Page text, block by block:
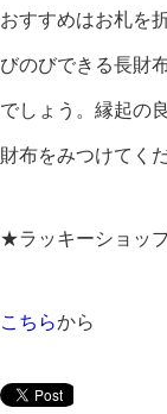
おすすめはお札を
びのびできる長財
でしょう。縁起の
財布をみつけてく
★ラッキーショッ
こちらから